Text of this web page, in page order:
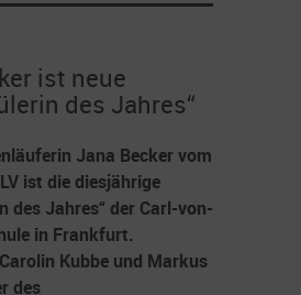
ist neue
des Jahres“
Jana Becker vom
ist die diesjährige
des Jahres“ der Carl-von-
in Frankfurt.
Kubbe und Markus
des